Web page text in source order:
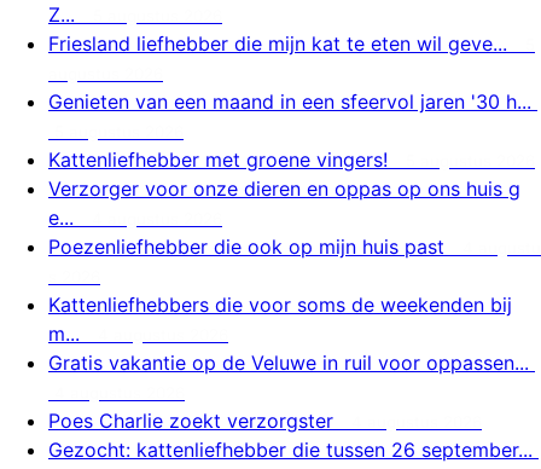
Z...
Friesland liefhebber die mijn kat te eten wil geve...
Genieten van een maand in een sfeervol jaren '30 h...
Kattenliefhebber met groene vingers!
Verzorger voor onze dieren en oppas op ons huis g
e...
Poezenliefhebber die ook op mijn huis past
Kattenliefhebbers die voor soms de weekenden bij
m...
Gratis vakantie op de Veluwe in ruil voor oppassen...
Poes Charlie zoekt verzorgster
Gezocht: kattenliefhebber die tussen 26 september...